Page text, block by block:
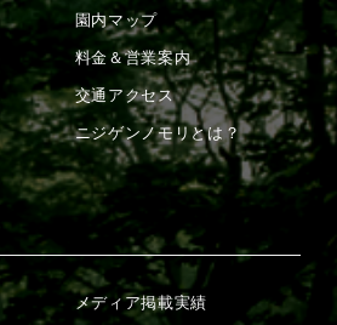
園内マップ
料金＆営業案内
交通アクセス
ニジゲンノモリとは？
メディア掲載実績